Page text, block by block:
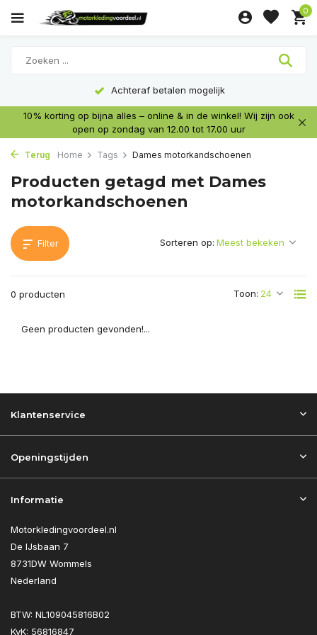
0
Achteraf betalen mogelijk
10% korting op bijna alles – online & in de winkel! Wij zijn ook
open op zondag van 12.00 tot 17.00 uur
Terug Home Tags Dames motorkandschoenen
Producten getagd met Dames
motorkandschoenen
Filter
0 producten Toon:
Sorteren op:
Geen producten gevonden!...
Klantenservice
Openingstijden
Informatie
Motorkledingvoordeel.nl
De IJsbaan 7
8731DW Wommels
Nederland
BTW: NL109045816B02
KvK: 56816847